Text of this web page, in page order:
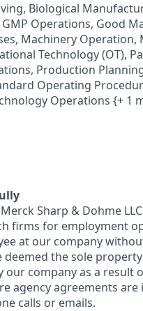
Biological
Operations, Good
Machinery
Technology (OT),
Production
Operating
Operations {+ 1
Sharp & Dohme
firms for employment
at our company
the sole
company as a result
agency agreements are
calls or emails.